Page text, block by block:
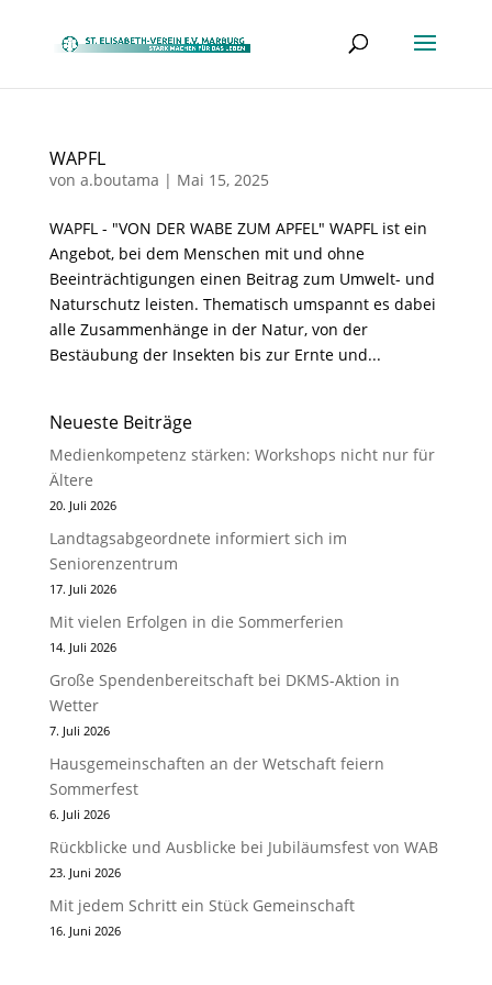
WAPFL
von a.boutama | Mai 15, 2025
WAPFL - "VON DER WABE ZUM APFEL" WAPFL ist ein
Angebot, bei dem Menschen mit und ohne
Beeinträchtigungen einen Beitrag zum Umwelt- und
Naturschutz leisten. Thematisch umspannt es dabei
alle Zusammenhänge in der Natur, von der
Bestäubung der Insekten bis zur Ernte und...
Neueste Beiträge
Medienkompetenz stärken: Workshops nicht nur für
Ältere
20. Juli 2026
Landtagsabgeordnete informiert sich im
Seniorenzentrum
17. Juli 2026
Mit vielen Erfolgen in die Sommerferien
14. Juli 2026
Große Spendenbereitschaft bei DKMS-Aktion in
Wetter
7. Juli 2026
Hausgemeinschaften an der Wetschaft feiern
Sommerfest
6. Juli 2026
Rückblicke und Ausblicke bei Jubiläumsfest von WAB
23. Juni 2026
Mit jedem Schritt ein Stück Gemeinschaft
16. Juni 2026